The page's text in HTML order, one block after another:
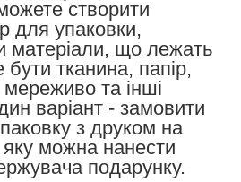
створити
для упаковки,
матеріали, що лежать
тканина, папір,
та інші
варіант - замовити
з друком на
можна нанести
подарунку.